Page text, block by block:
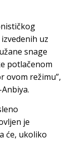
uz
snage
potlačenom
ovom režimu”,
je
će, ukoliko